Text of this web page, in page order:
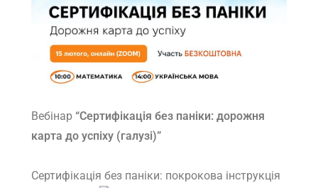
Вебінар “Сертифікація без паніки: дорожня
карта до успіху (галузі)”
Сертифікація без паніки: покрокова інструкція